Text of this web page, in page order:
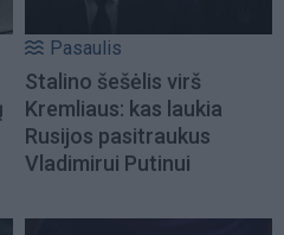
Pasaulis
Stalino šešėlis virš
Kremliaus: kas laukia
Rusijos pasitraukus
Vladimirui Putinui